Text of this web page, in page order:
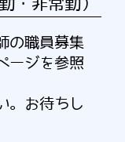
・非常勤）
の職員募集
ージを参照
。お待ちし